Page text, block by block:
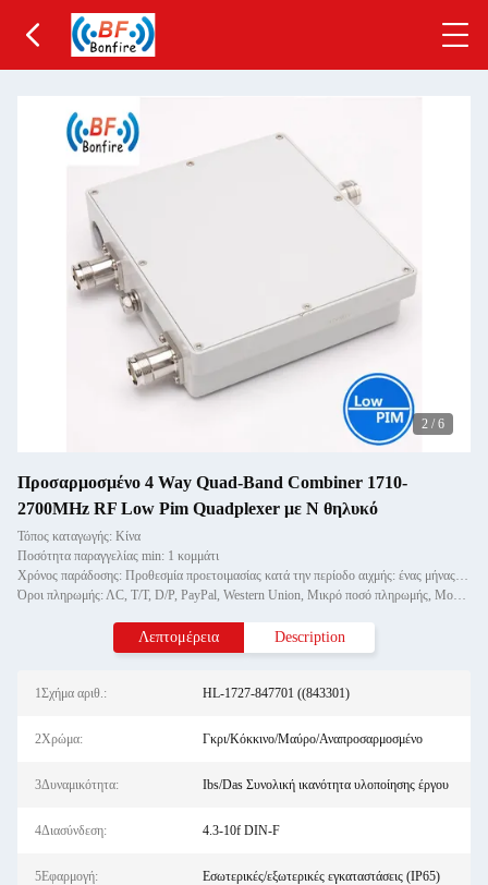
2 / 6
Προσαρμοσμένο 4 Way Quad-Band Combiner 1710-
2700MHz RF Low Pim Quadplexer με N θηλυκό
Τόπος καταγωγής: Κίνα
Ποσότητα παραγγελίας min: 1 κομμάτι
Χρόνος παράδοσης: Προθεσμία προετοιμασίας κατά την περίοδο αιχμής: ένας μήνας, εκτός εποχής: εντός 15 εργάσιμων ημερών
Όροι πληρωμής: ΛC, T/T, D/P, PayPal, Western Union, Μικρό ποσό πληρωμής, Money Gram
Λεπτομέρεια Description
1Σχήμα αριθ.: HL-1727-847701 ((843301)
2Χρώμα: Γκρι/Κόκκινο/Μαύρο/Αναπροσαρμοσμένο
3Δυναμικότητα: Ibs/Das Συνολική ικανότητα υλοποίησης έργου
4Διασύνδεση: 4.3-10f DIN-F
5Εφαρμογή: Εσωτερικές/εξωτερικές εγκαταστάσεις (IP65)